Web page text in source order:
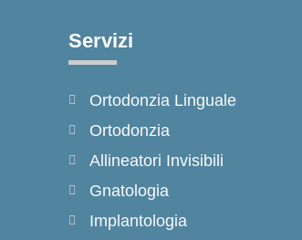
Servizi
Ortodonzia Linguale
Ortodonzia
Allineatori Invisibili
Gnatologia
Implantologia